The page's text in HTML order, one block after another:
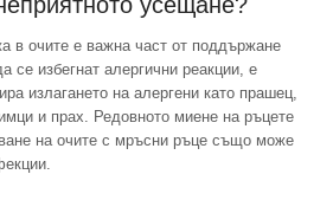
в очите е важна част от поддържане
се избегнат алергични реакции, е
излагането на алергени като прашец,
и прах. Редовното миене на ръцете
на очите с мръсни ръце също може